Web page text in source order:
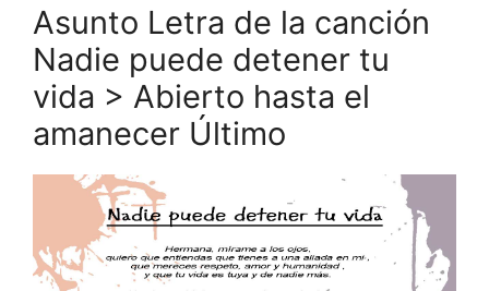
Asunto Letra de la canción
Nadie puede detener tu
vida > Abierto hasta el
amanecer Último